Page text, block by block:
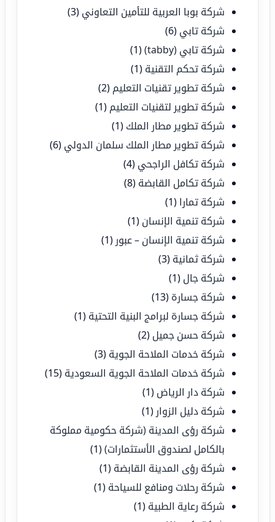
شركة بوبا العربية للتأمين التعاوني (3)
شركة تابي (6)
شركة تابي (tabby)
(1)
شركة تحكم التقنية (1)
شركة تطوير تقنيات التعليم (2)
شركة تطوير لتقنيات التعليم (1)
شركة تطوير مطار الملك (1)
شركة تطوير مطار الملك سلمان الدولي (6)
شركة تكافل الراجحي (4)
شركة تكامل القابضة (8)
شركة تمارا (1)
شركة تنمية الإنسان (1)
شركة تنمية الإنسان – عبور (1)
شركة ثمانية (3)
شركة جال (1)
شركة جسارة (13)
شركة جسارة لبرامج البنية التحتية (1)
شركة حسن جميل (2)
شركة خدمات الملاحة الجوية (3)
شركة خدمات الملاحة الجوية السعودية (15)
شركة دار الرياض (1)
شركة دليل الزوار (1)
شركة رؤى المدينة (شركة حكومية مملوكة
بالكامل لصندوق الأستثمارات)(1)
شركة رؤى المدينة القابضة (1)
شركة رحلات ومنافع للسياحة (1)
شركة رعاية الطبية (1)